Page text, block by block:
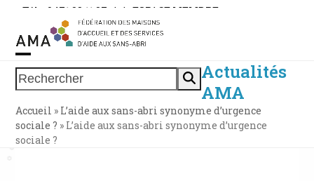
Skip
content
Tél. : 0471 38 11 37 | | ESPACE MEMBRE
Rechercher
Open
mobile
menu
Close
mobile
menu
Actualités
AMA
Accueil » L’aide aux sans-abri synonyme d’urgence
sociale ? » L’aide aux sans-abri synonyme d’urgence
sociale ?